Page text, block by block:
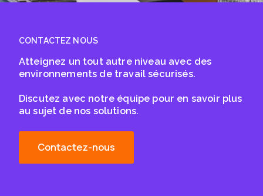
CONTACTEZ NOUS
Atteignez un tout autre niveau avec des
environnements de travail sécurisés.
Discutez avec notre équipe pour en savoir plus
au sujet de nos solutions.
Contactez-nous